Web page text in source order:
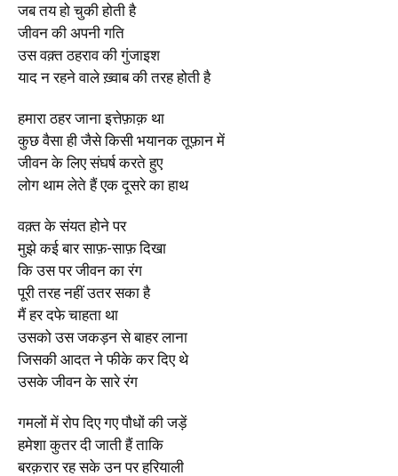
जब तय हो चुकी होती है
जीवन की अपनी गति
उस वक़्त ठहराव की गुंजाइश
याद न रहने वाले ख़्वाब की तरह होती है
हमारा ठहर जाना इत्तेफ़ाक़ था
कुछ वैसा ही जैसे किसी भयानक तूफ़ान में
जीवन के लिए संघर्ष करते हुए
लोग थाम लेते हैं एक दूसरे का हाथ
वक़्त के संयत होने पर
मुझे कई बार साफ़-साफ़ दिखा
कि उस पर जीवन का रंग
पूरी तरह नहीं उतर सका है
मैं हर दफे चाहता था
उसको उस जकड़न से बाहर लाना
जिसकी आदत ने फीके कर दिए थे
उसके जीवन के सारे रंग
गमलों में रोप दिए गए पौधों की जड़ें
हमेशा कुतर दी जाती हैं ताकि
बरक़रार रह सके उन पर हरियाली